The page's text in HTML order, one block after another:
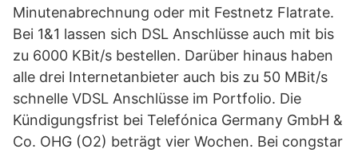
Minutenabrechnung oder mit Festnetz Flatrate.
Bei 1&1 lassen sich DSL Anschlüsse auch mit bis
zu 6000 KBit/s bestellen. Darüber hinaus haben
alle drei Internetanbieter auch bis zu 50 MBit/s
schnelle VDSL Anschlüsse im Portfolio. Die
Kündigungsfrist bei Telefónica Germany GmbH &
Co. OHG (O2) beträgt vier Wochen. Bei congstar